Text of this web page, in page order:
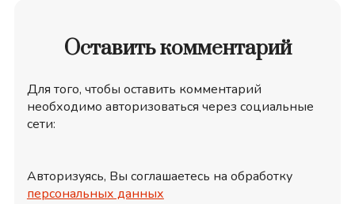
Оставить комментарий
Для того, чтобы оставить комментарий
необходимо авторизоваться через социальные
сети:
Авторизуясь, Вы соглашаетесь на обработку
персональных данных